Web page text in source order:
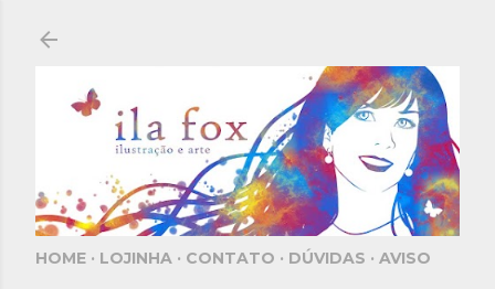
HOME LOJINHA CONTATO DÚVIDAS AVISO